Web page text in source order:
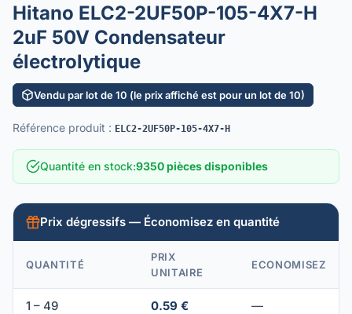
Hitano ELC2-2UF50P-105-4X7-H
2uF 50V Condensateur
électrolytique
Vendu par lot de 10 (le prix affiché est pour un lot de 10)
Référence produit : ELC2-2UF50P-105-4X7-H
Quantité en stock:9350 pièces disponibles
Prix dégressifs — Économisez en quantité
QUANTITÉ
PRIX
UNITAIRE
ECONOMISEZ
1 – 49 0.59 € —